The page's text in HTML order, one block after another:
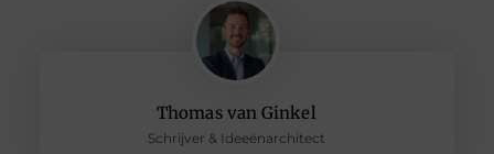
Thomas van Ginkel
Schrijver & Ideeënarchitect